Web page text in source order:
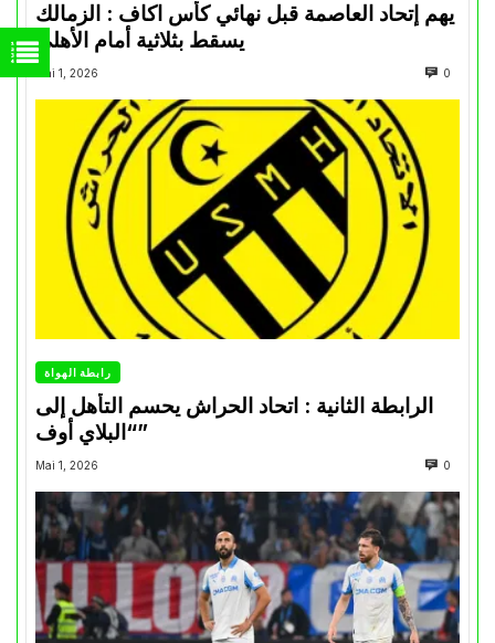
يهم إتحاد العاصمة قبل نهائي كأس اكاف : الزمالك
Mai 1, 2026 0
رابطة الهواة
الرابطة الثانية : اتحاد الحراش يحسم التأهل إلى
“البلاي أوف”
Mai 1, 2026 0